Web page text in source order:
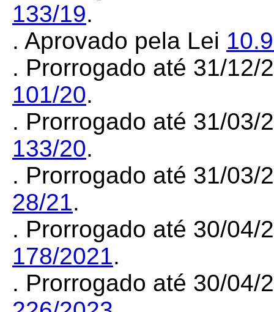
133/19.
. Aprovado pela Lei
. Prorrogado até 31/12/
101/20.
. Prorrogado até 31/03/
133/20.
. Prorrogado até 31/03/
28/21.
. Prorrogado até 30/04/
178/2021.
. Prorrogado até 30/04/